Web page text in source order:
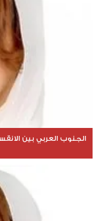
الجنوب العربي بين